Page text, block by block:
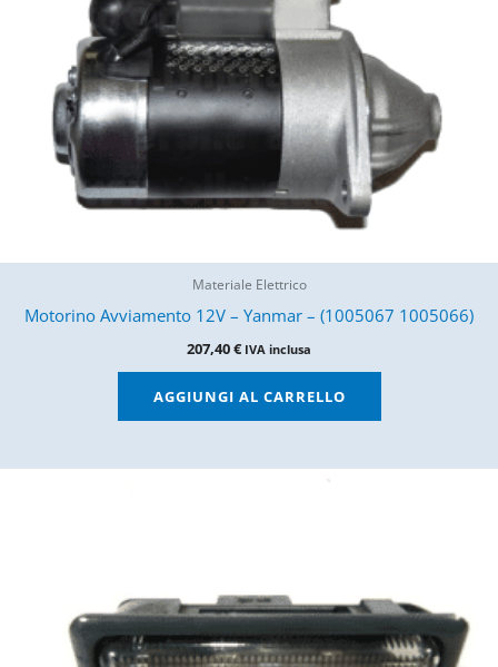
Materiale Elettrico
Motorino Avviamento 12V – Yanmar – (1005067 1005066)
207,40€ IVA inclusa
AGGIUNGI AL CARRELLO